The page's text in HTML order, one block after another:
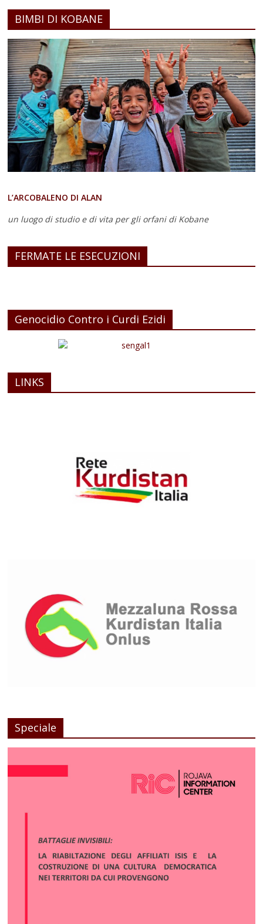
BIMBI DI KOBANE
L’ARCOBALENO DI ALAN
un luogo di studio e di vita per gli orfani di Kobane
FERMATE LE ESECUZIONI
Genocidio Contro i Curdi Ezidi
LINKS
Speciale